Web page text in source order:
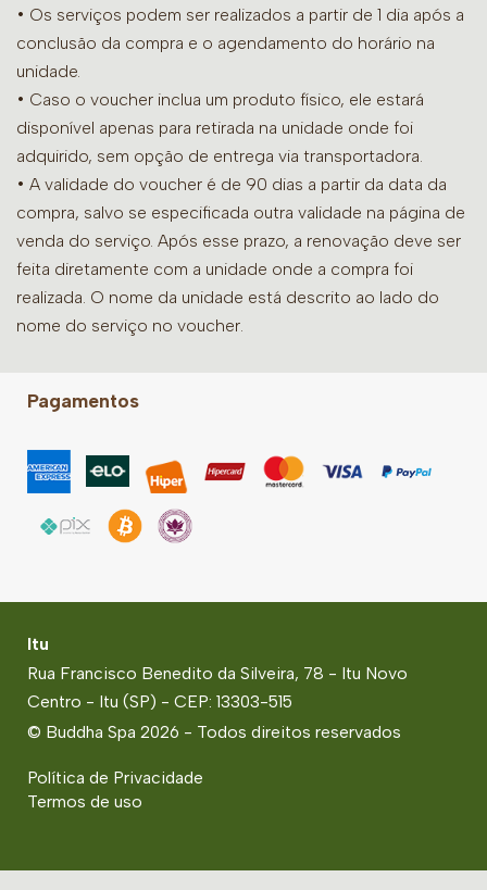
• Os serviços podem ser realizados a partir de 1 dia após a
conclusão da compra e o agendamento do horário na
unidade.
• Caso o voucher inclua um produto físico, ele estará
disponível apenas para retirada na unidade onde foi
adquirido, sem opção de entrega via transportadora.
• A validade do voucher é de 90 dias a partir da data da
compra, salvo se especificada outra validade na página de
venda do serviço. Após esse prazo, a renovação deve ser
feita diretamente com a unidade onde a compra foi
realizada. O nome da unidade está descrito ao lado do
nome do serviço no voucher.
Pagamentos
Itu
Rua Francisco Benedito da Silveira, 78 - Itu Novo
Centro - Itu (SP) - CEP: 13303-515
© Buddha Spa 2026 - Todos direitos reservados
Política de Privacidade
Termos de uso